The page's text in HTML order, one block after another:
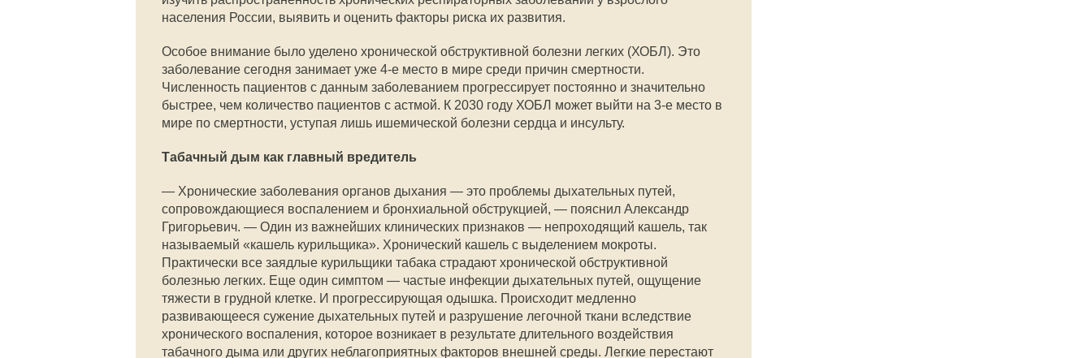
населения России, выявить и оценить факторы риска их развития.
Особое внимание было уделено хронической обструктивной болезни легких (ХОБЛ). Это
заболевание сегодня занимает уже 4-е место в мире среди причин смертности.
Численность пациентов с данным заболеванием прогрессирует постоянно и значительно
быстрее, чем количество пациентов с астмой. К 2030 году ХОБЛ может выйти на 3-е место в
мире по смертности, уступая лишь ишемической болезни сердца и инсульту.
Табачный дым как главный вредитель
— Хронические заболевания органов дыхания — это проблемы дыхательных путей,
сопровождающиеся воспалением и бронхиальной обструкцией, — пояснил Александр
Григорьевич. — Один из важнейших клинических признаков — непроходящий кашель, так
называемый «кашель курильщика». Хронический кашель с выделением мокроты.
Практически все заядлые курильщики табака страдают хронической обструктивной
болезнью легких. Еще один симптом — частые инфекции дыхательных путей, ощущение
тяжести в грудной клетке. И прогрессирующая одышка. Происходит медленно
развивающееся сужение дыхательных путей и разрушение легочной ткани вследствие
хронического воспаления, которое возникает в результате длительного воздействия
табачного дыма или других неблагоприятных факторов внешней среды. Легкие перестают